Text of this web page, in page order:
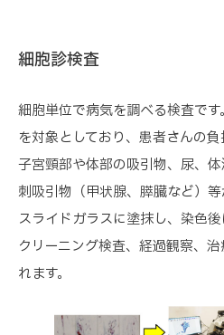
細胞診検査
細胞単位で病気を調べる検査で
を対象としており、患者さんの負
子宮頸部や体部の吸引物、尿、
刺吸引物（甲状腺、膵臓など）
スライドガラスに塗抹し、染色
クリーニング検査、経過観察、
れます。